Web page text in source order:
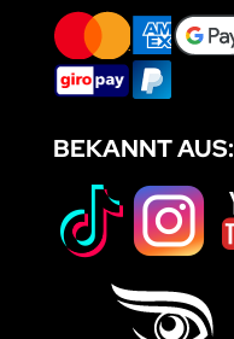
BEKANNT AUS: